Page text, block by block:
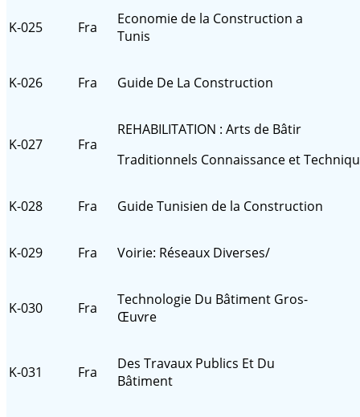
K-025 Fra
Economie de la Construction a
Tunis
K-026 Fra Guide De La Construction
K-027 Fra
REHABILITATION : Arts de Bâtir
Traditionnels Connaissance et
K-028 Fra Guide Tunisien de la Construction
K-029 Fra Voirie: Réseaux Diverses/
K-030 Fra
Technologie Du Bâtiment Gros-
Œuvre
K-031 Fra
Des Travaux Publics Et Du
Bâtiment